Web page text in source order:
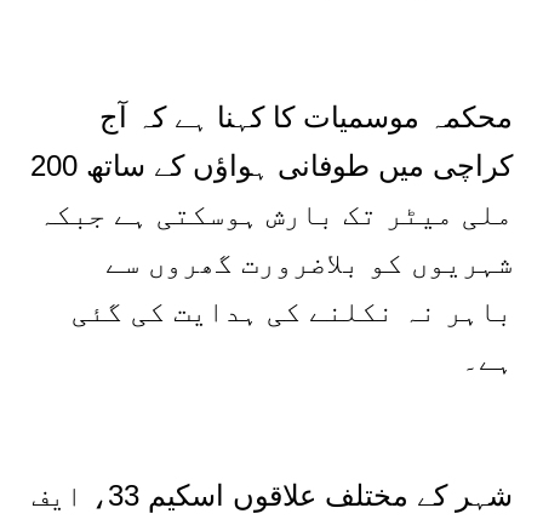
محکمہ موسمیات کا کہنا ہے کہ آج
کراچی میں طوفانی ہواؤں کے ساتھ 200
ملی میٹر تک بارش ہوسکتی ہے جبکہ
شہریوں کو بلاضرورت گھروں سے
باہر نہ نکلنے کی ہدایت کی گئی
ہے۔
شہر کے مختلف علاقوں اسکیم 33، ایف